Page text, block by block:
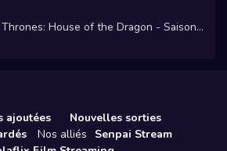
Game Of Thrones: House of the Dragon - Saison 1
ajoutées
Nouvelles sorties
Nos alliés
Senpai Stream